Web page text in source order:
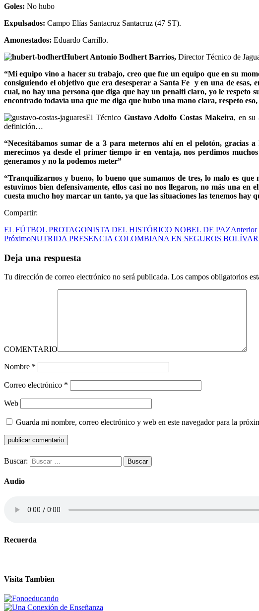
Goles: No hubo
Expulsados: Campo Elías Santacruz Santacruz (47 ST).
Amonestados: Eduardo Carrillo.
Hubert Antonio Bodhert Barrios, Director Técnico de
“Mi equipo vino a hacer su trabajo, creo que fue un equipo que en su
consiguiendo el objetivo que era desesperar a Santa Fe y en una de
cual, no hay una persona que diga que hay un penalti claro, yo le respeto
encontrado todavía una que me diga que hubo una mano clara, respeto
El Técnico Gustavo Adolfo Costas Makeira, en su
definición…
“Necesitábamos sumar de a 3 para meternos ahí en el pelotón, gracias
merecimos ya desde el primer tiempo ir en ventaja, nos perdimos
generamos y no la podemos meter”
“Tranquilizarnos y bueno, lo bueno que sumamos de tres, lo malo es
estuvimos bien defensivamente, ellos casi no nos llegaron, no más una
cuesta mucho hoy marcar un tanto, ya que las situaciones las tenemos hay
Compartir:
EL FÚTBOL PROTAGONISTA DEL HISTÓRICO NOBEL DE PAZAnterior
PróximoNUTRIDA PRESENCIA COLOMBIANA EN SEGUROS
Deja una respuesta
Tu dirección de correo electrónico no será publicada. Los campos obligatorios
COMENTARIO
Nombre *
Correo electrónico *
Web
Guarda mi nombre, correo electrónico y web en este navegador para la
Buscar:
Audio
Recuerda
Visita Tambien